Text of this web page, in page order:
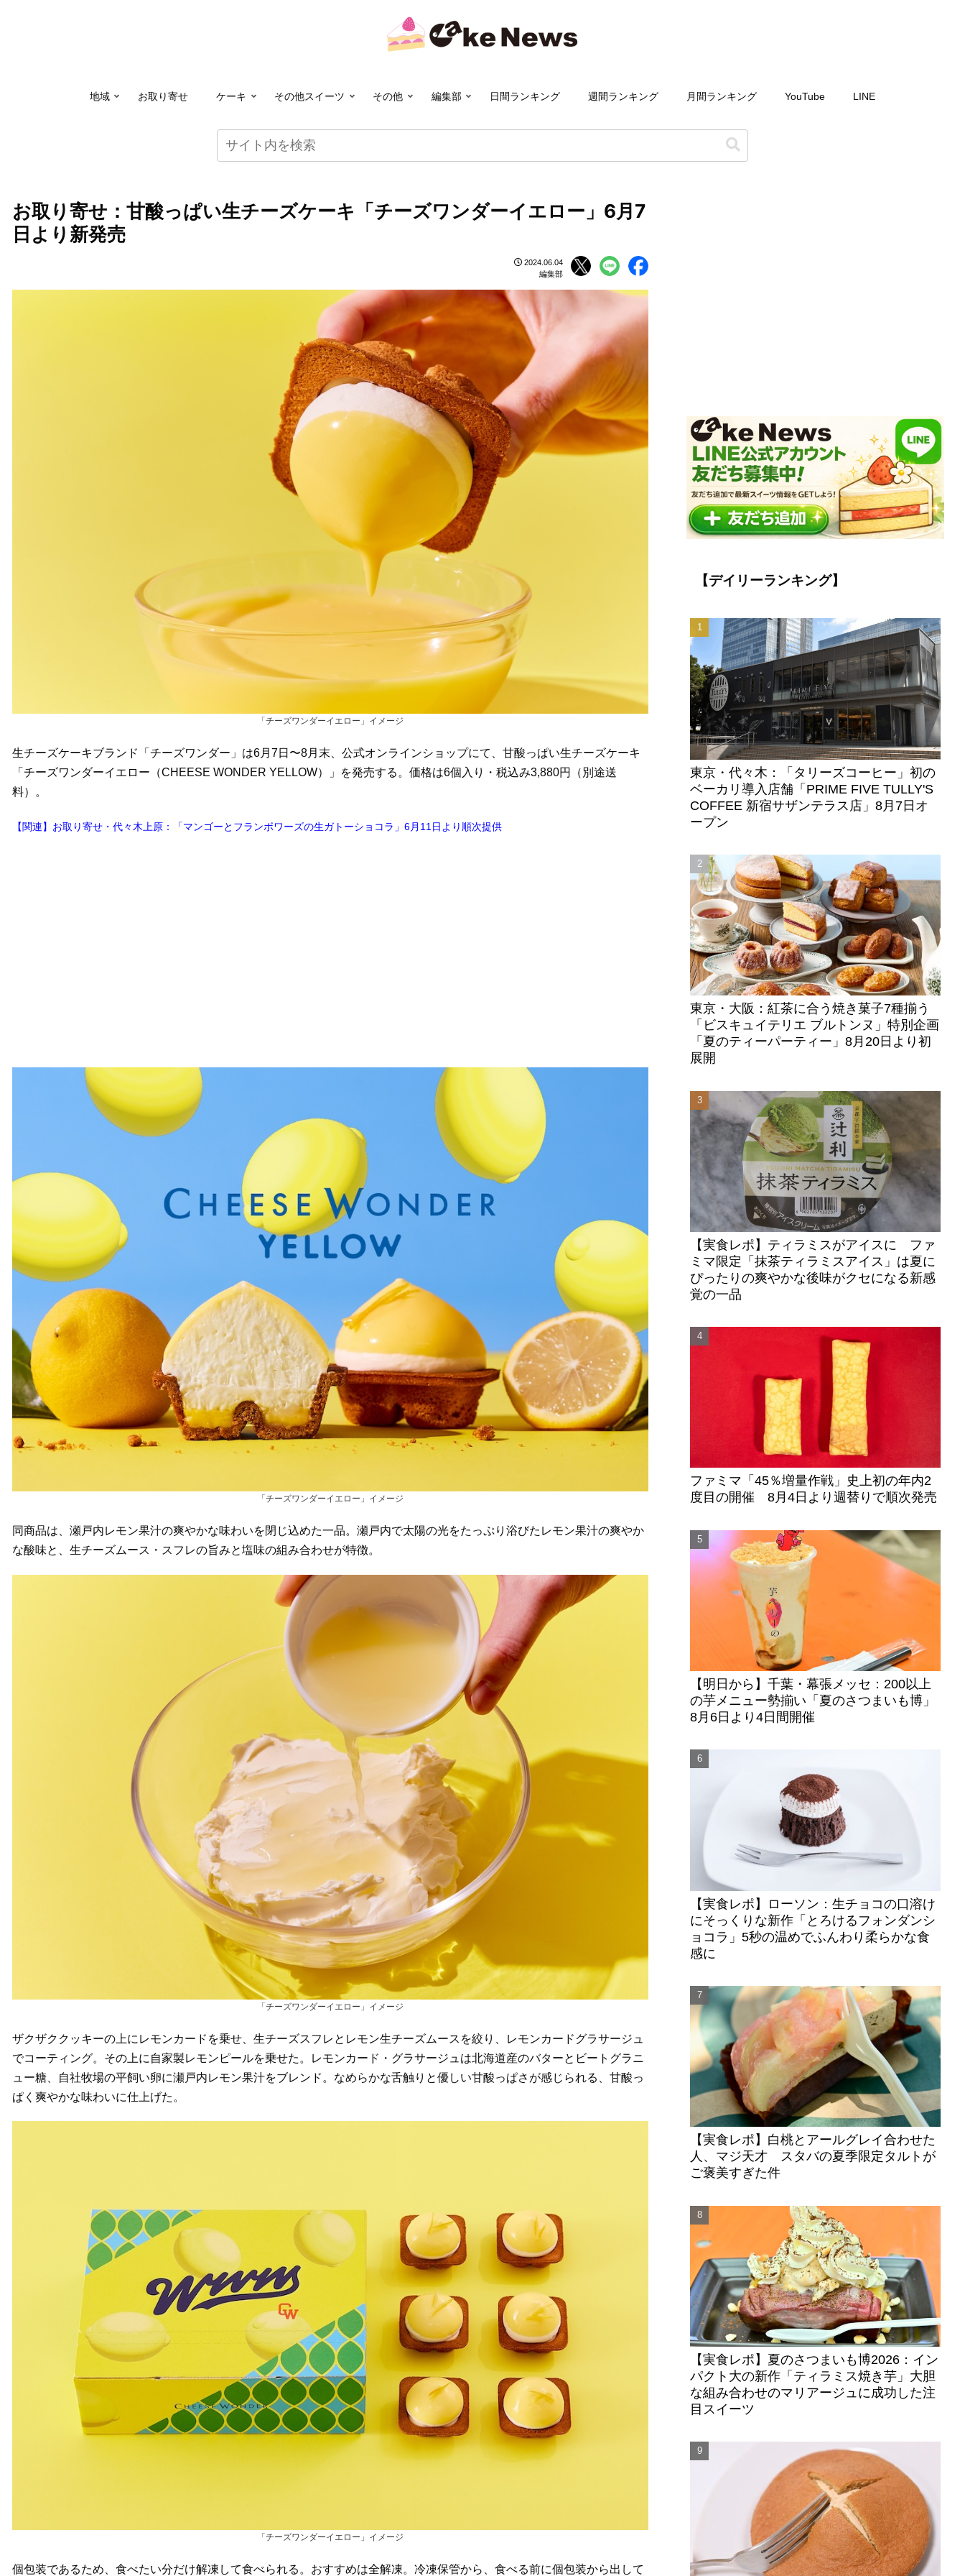
地域 お取り寄せ ケーキ その他スイーツ その他 編集部 日間ランキング 週間ランキング 月間ランキング YouTube LINE
お取り寄せ：甘酸っぱい生チーズケーキ「チーズワンダーイエロー」6月7
日より新発売
2024.06.04
編集部
「チーズワンダーイエロー」イメージ
生チーズケーキブランド「チーズワンダー」は6月7日〜8月末、公式オンラインショップにて、甘酸っぱい生チーズケーキ
「チーズワンダーイエロー（CHEESE WONDER YELLOW）」を発売する。価格は6個入り・税込み3,880円（別途送
料）。
【関連】お取り寄せ・代々木上原：「マンゴーとフランボワーズの生ガトーショコラ」6月11日より順次提供
「チーズワンダーイエロー」イメージ
同商品は、瀬戸内レモン果汁の爽やかな味わいを閉じ込めた一品。瀬戸内で太陽の光をたっぷり浴びたレモン果汁の爽やか
な酸味と、生チーズムース・スフレの旨みと塩味の組み合わせが特徴。
「チーズワンダーイエロー」イメージ
ザクザククッキーの上にレモンカードを乗せ、生チーズスフレとレモン生チーズムースを絞り、レモンカードグラサージュ
でコーティング。その上に自家製レモンピールを乗せた。レモンカード・グラサージュは北海道産のバターとビートグラニ
ュー糖、自社牧場の平飼い卵に瀬戸内レモン果汁をブレンド。なめらかな舌触りと優しい甘酸っぱさが感じられる、甘酸っ
ぱく爽やかな味わいに仕上げた。
「チーズワンダーイエロー」イメージ
個包装であるため、食べたい分だけ解凍して食べられる。おすすめは全解凍。冷凍保管から、食べる前に個包装から出して
【デイリーランキング】
東京・代々木：「タリーズコーヒー」初の
ベーカリ導入店舗「PRIME FIVE TULLY'S
COFFEE 新宿サザンテラス店」8月7日オ
ープン
東京・大阪：紅茶に合う焼き菓子7種揃う
「ビスキュイテリエ ブルトンヌ」特別企画
「夏のティーパーティー」8月20日より初
展開
【実食レポ】ティラミスがアイスに ファ
ミマ限定「抹茶ティラミスアイス」は夏に
ぴったりの爽やかな後味がクセになる新感
覚の一品
ファミマ「45％増量作戦」史上初の年内2
度目の開催 8月4日より週替りで順次発売
【明日から】千葉・幕張メッセ：200以上
の芋メニュー勢揃い「夏のさつまいも博」
8月6日より4日間開催
【実食レポ】ローソン：生チョコの口溶け
にそっくりな新作「とろけるフォンダンシ
ョコラ」5秒の温めでふんわり柔らかな食
感に
【実食レポ】白桃とアールグレイ合わせた
人、マジ天才 スタバの夏季限定タルトが
ご褒美すぎた件
【実食レポ】夏のさつまいも博2026：イン
パクト大の新作「ティラミス焼き芋」大胆
な組み合わせのマリアージュに成功した注
目スイーツ